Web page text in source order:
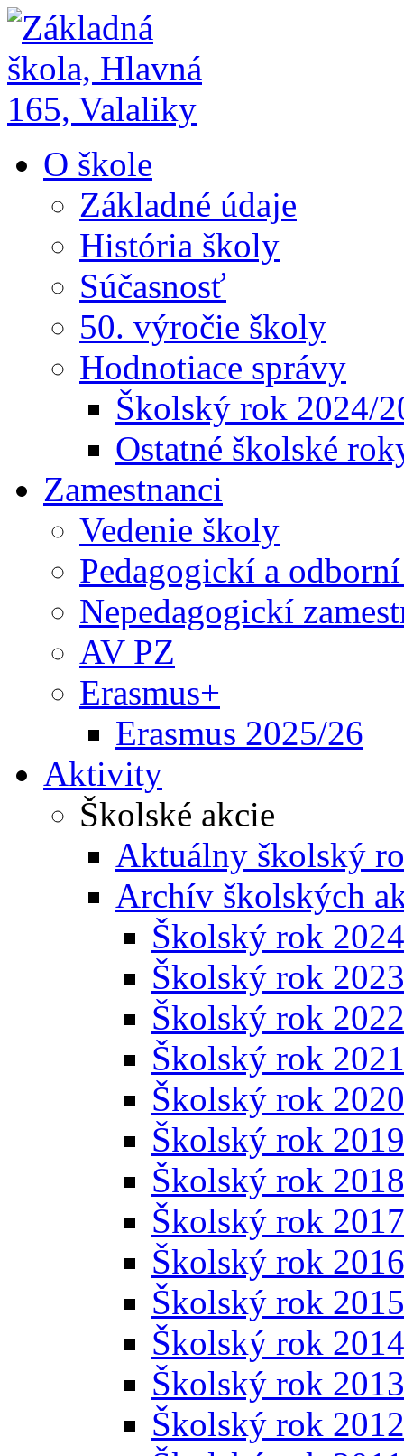
O škole
Základné údaje
História školy
Súčasnosť
50. výročie školy
Hodnotiace správy
Školský rok 2024/
Ostatné školské
Zamestnanci
Vedenie školy
Pedagogickí a
Nepedagogickí
AV PZ
Erasmus+
Erasmus 2025/26
Aktivity
Školské akcie
Aktuálny školský
Archív školských
Školský rok
Školský rok
Školský rok
Školský rok
Školský rok
Školský rok
Školský rok
Školský rok
Školský rok
Školský rok
Školský rok
Školský rok
Školský rok